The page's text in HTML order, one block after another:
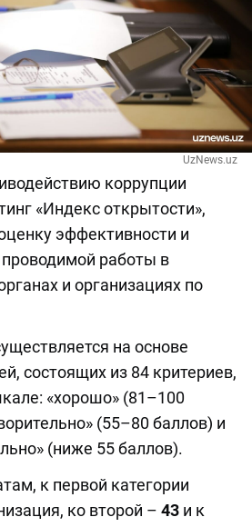
UzNews.uz
коррупции
«Индекс открытости»,
эффективности и
проводимой работы в
и организациях по
на основе
состоящих из 84 критериев,
«хорошо» (81–100
(55–80 баллов) и
(ниже 55 баллов).
к первой категории
ко второй – 43 и к